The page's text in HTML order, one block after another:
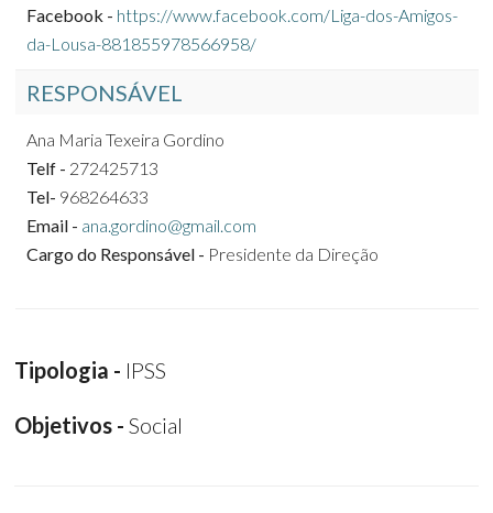
Facebook - https://www.facebook.com/Liga-dos-Amigos-
da-Lousa-881855978566958/
RESPONSÁVEL
Ana Maria Texeira Gordino
Telf - 272425713
Tel- 968264633
Email - ana.gordino@gmail.com
Cargo do Responsável - Presidente da Direção
Tipologia - IPSS
Objetivos -Social